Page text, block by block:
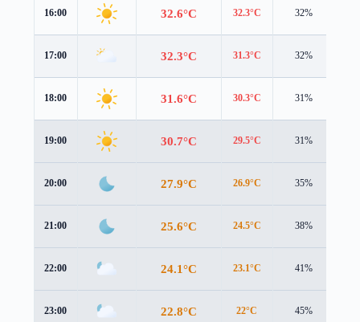
16:00 32.6°C 32.3°C 32%
17:00 32.3°C 31.3°C 32%
18:00 31.6°C 30.3°C 31%
19:00 30.7°C 29.5°C 31%
20:00 27.9°C 26.9°C 35%
21:00 25.6°C 24.5°C 38%
22:00 24.1°C 23.1°C 41%
23:00 22.8°C 22°C 45%